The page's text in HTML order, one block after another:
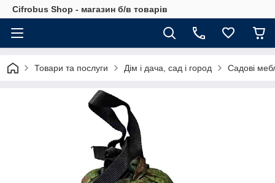
Cifrobus Shop - магазин б/в товарів
Товари та послуги Дім і дача, сад і город Садові